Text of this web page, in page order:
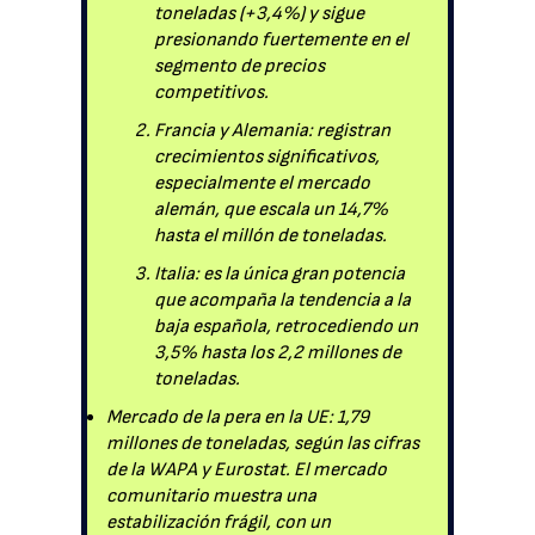
toneladas (+3,4%) y sigue
presionando fuertemente en el
segmento de precios
competitivos.
Francia y Alemania: registran
crecimientos significativos,
especialmente el mercado
alemán, que escala un 14,7%
hasta el millón de toneladas.
Italia: es la única gran potencia
que acompaña la tendencia a la
baja española, retrocediendo un
3,5% hasta los 2,2 millones de
toneladas.
Mercado de la pera en la UE: 1,79
millones de toneladas, según las cifras
de la WAPA y Eurostat. El mercado
comunitario muestra una
estabilización frágil, con un